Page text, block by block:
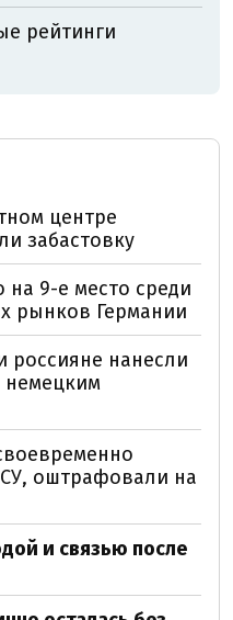
рейтинги
центре
забастовку
на 9-е место среди
рынков Германии
россияне нанесли
немецким
оштрафовали на
и связью после